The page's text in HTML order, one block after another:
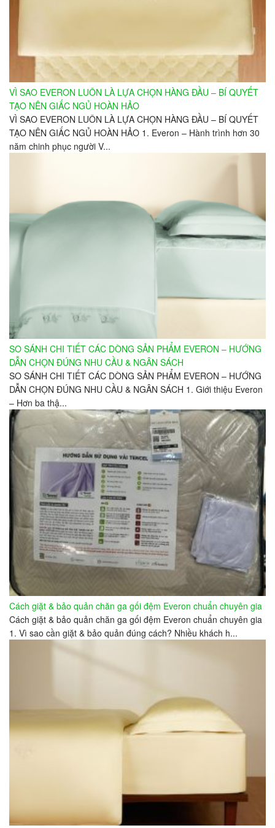
VÌ SAO EVERON LUÔN LÀ LỰA CHỌN HÀNG ĐẦU – BÍ QUYẾT
TẠO NÊN GIẤC NGỦ HOÀN HẢO
VÌ SAO EVERON LUÔN LÀ LỰA CHỌN HÀNG ĐẦU – BÍ QUYẾT
TẠO NÊN GIẤC NGỦ HOÀN HẢO 1. Everon – Hành trình hơn 30
năm chinh phục người V...
SO SÁNH CHI TIẾT CÁC DÒNG SẢN PHẨM EVERON – HƯỚNG
DẪN CHỌN ĐÚNG NHU CẦU & NGÂN SÁCH
SO SÁNH CHI TIẾT CÁC DÒNG SẢN PHẨM EVERON – HƯỚNG
DẪN CHỌN ĐÚNG NHU CẦU & NGÂN SÁCH 1. Giới thiệu Everon
– Hơn ba thậ...
Cách giặt & bảo quản chăn ga gối đệm Everon chuẩn chuyên gia
Cách giặt & bảo quản chăn ga gối đệm Everon chuẩn chuyên gia
1. Vì sao cần giặt & bảo quản đúng cách? Nhiều khách h...